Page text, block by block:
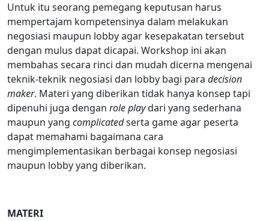
Untuk itu seorang pemegang keputusan harus
mempertajam kompetensinya dalam melakukan
negosiasi maupun lobby agar kesepakatan tersebut
dengan mulus dapat dicapai. Workshop ini akan
membahas secara rinci dan mudah dicerna mengenai
teknik-teknik negosiasi dan lobby bagi para decision
maker. Materi yang diberikan tidak hanya konsep tapi
dipenuhi juga dengan role playdari yang sederhana
maupun yang complicatedserta game agar peserta
dapat memahami bagaimana cara
mengimplementasikan berbagai konsep negosiasi
maupun lobby yang diberikan.
MATERI